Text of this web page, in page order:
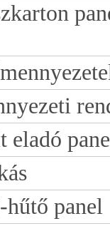
eladó
panel